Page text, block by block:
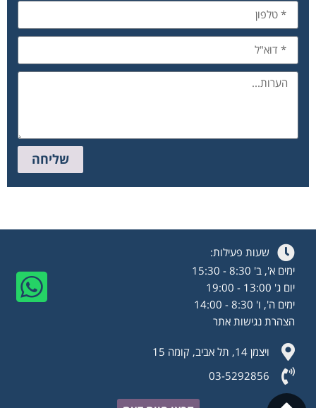
שליחה
שעות פעילות:
ימים א', ב' 8:30 - 15:30
יום ג' 13:00 - 19:00
ימים ה', ו' 8:30 - 14:00
הצהרת נגישות אתר
ויצמן 14, תל אביב, קומה 15
03-5292856